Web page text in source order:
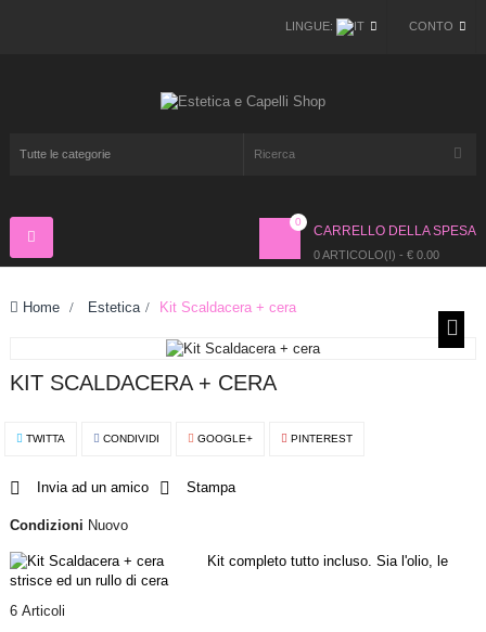
CONTO
LINGUE:
CARRELLO DELLA SPESA
0 ARTICOLO(I) - € 0.00
0
Navigazione
Toggle
Home > Estetica > Kit Scaldacera + cera
KIT SCALDACERA + CERA
TWITTA CONDIVIDI GOOGLE+ PINTEREST
Invia ad un amico Stampa
Condizioni Nuovo
Kit completo tutto incluso. Sia l'olio, le
strisce ed un rullo di cera
6 Articoli